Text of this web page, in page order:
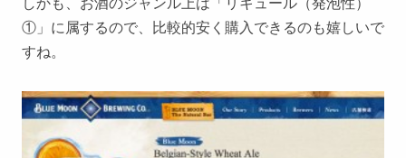
①」に属するので、比較的安く購入できるのも嬉しいで
すね。